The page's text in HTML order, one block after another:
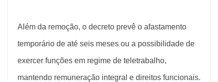
Além da remoção, o decreto prevê o afastamento
temporário de até seis meses ou a possibilidade de
exercer funções em regime de teletrabalho,
mantendo remuneração integral e direitos funcionais.